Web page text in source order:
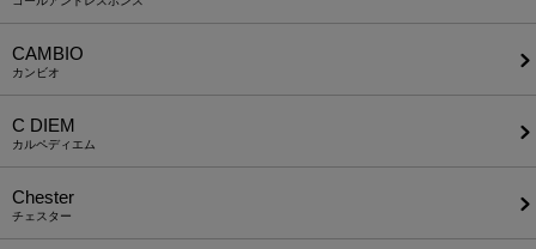
CAMBIO
カンビオ
C DIEM
カルペディエム
Chester
チェスター